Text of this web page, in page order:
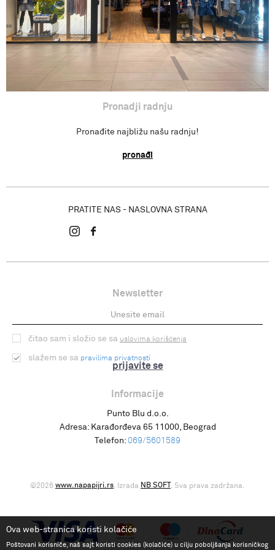
Pronadji radnju
Pronađite najbližu našu radnju!
pronađi
PRATITE NAS - NASLOVNA STRANA
Newsletter
prijavite se
čitao sam i složio se sa uslovima korišćenja
slažem se sa pravilima privatnosti
Informacije
Punto Blu d.o.o.
Adresa: Karađorđeva 65 11000, Beograd
Telefon: 069/5601589
©2026 www.napapijri.rs , Izrada NB SOFT . Sva prava zadržana.
Ova web-stranica koristi kolačiće
Poštovani korisniče, naš sajt koristi cookies (kolačiće) u cilju poboljšanja korisničkog